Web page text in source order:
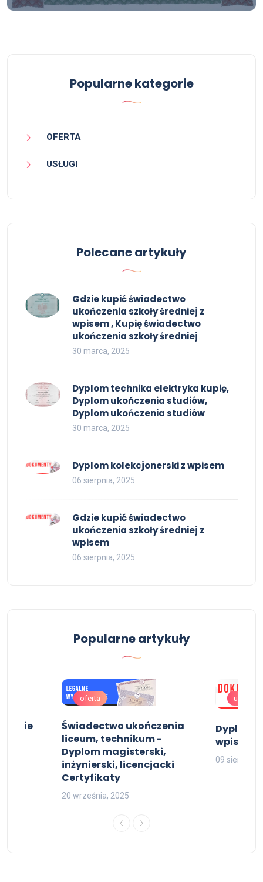
Popularne kategorie
OFERTA
USŁUGI
Polecane artykuły
Gdzie kupić świadectwo
ukończenia szkoły średniej z
wpisem , Kupię świadectwo
ukończenia szkoły średniej
30 marca, 2025
Dyplom technika elektryka kupię,
Dyplom ukończenia studiów,
Dyplom ukończenia studiów
30 marca, 2025
Dyplom kolekcjonerski z wpisem
06 sierpnia, 2025
Gdzie kupić świadectwo
ukończenia szkoły średniej z
wpisem
06 sierpnia, 2025
Popularne artykuły
oferta
Świadectwo ukończenia
liceum, technikum -
Dyplom magisterski,
inżynierski, licencjacki
Certyfikaty
20 września, 2025
uslugi
Dyplom
wpisem
09 sierpnia,